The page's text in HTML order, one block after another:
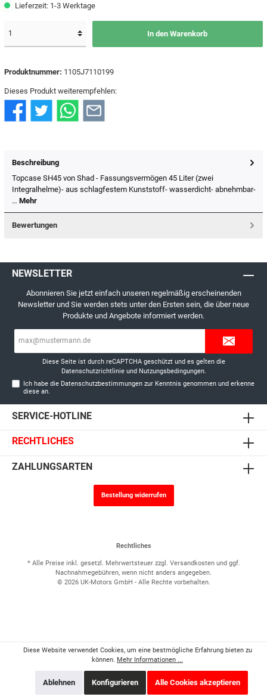
Lieferzeit: 1-3 Werktage
In den Warenkorb
Produktnummer: 1105J7110199
Dieses Produkt weiterempfehlen:
Beschreibung
Topcase SH45 von Shad - Fassungsvermögen 45 Liter (zwei
Integralhelme)- aus schlagfestem Kunststoff- wasserdicht- abnehmbar-
… Mehr
Bewertungen
NEWSLETTER
Abonnieren Sie jetzt einfach unseren regelmäßig erscheinenden
Newsletter und Sie werden stets unter den Ersten sein, die über neue
Produkte und Angebote informiert werden.
Diese Seite ist durch reCAPTCHA geschützt und es gelten die
Datenschutzrichtlinieund Nutzungsbedingungen.
Ich habe die Datenschutzbestimmungen zur Kenntnis genommen und erkenne
diese an.
SERVICE-HOTLINE
RECHTLICHES
ZAHLUNGSARTEN
Bestellung widerrufen
Rechtliches
* Alle Preise inkl. gesetzl. Mehrwertsteuer zzgl. Versandkostenund ggf.
Nachnahmegebühren, wenn nicht anders angegeben.
© 2026 UK-Motors GmbH - Alle Rechte vorbehalten.
Diese Website verwendet Cookies, um eine bestmögliche Erfahrung bieten zu
können. Mehr Informationen ...
Ablehnen Konfigurieren Alle Cookies akzeptieren